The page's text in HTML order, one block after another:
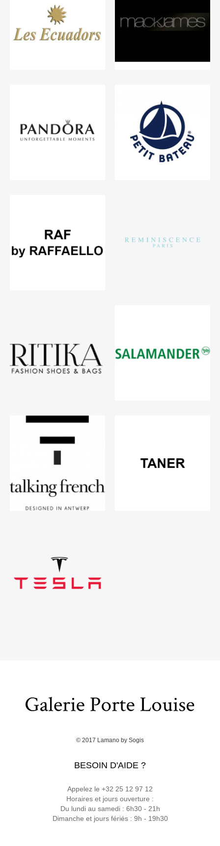
© 2017 Lamano by Sogis
BESOIN D'AIDE ?
Appelez le +32 25 12 97 12
Horaires et jours ouverture :
Du lundi au samedi : 6h30 - 21h
Dimanche et jours fériés : 9h - 19h30